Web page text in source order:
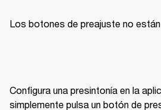
Los botones de preajuste no
Configura una presintonía en la
simplemente pulsa un botón de